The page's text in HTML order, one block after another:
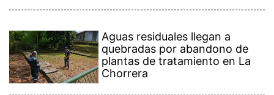
Aguas residuales llegan a
quebradas por abandono de
plantas de tratamiento en La
Chorrera